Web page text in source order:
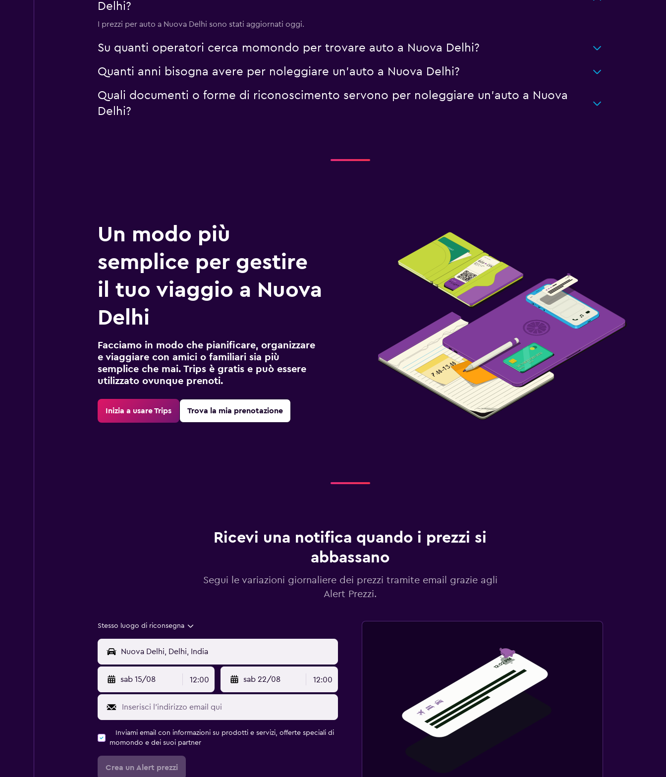
Delhi?
I prezzi per auto a Nuova Delhi sono stati aggiornati oggi.
Su quanti operatori cerca momondo per trovare auto a Nuova Delhi?
Quanti anni bisogna avere per noleggiare un'auto a Nuova Delhi?
Quali documenti o forme di riconoscimento servono per noleggiare un'auto a Nuova
Delhi?
Un modo più
semplice per gestire
il tuo viaggio a Nuova
Delhi
Facciamo in modo che pianificare, organizzare
e viaggiare con amici o familiari sia più
semplice che mai. Trips è gratis e può essere
utilizzato ovunque prenoti.
Inizia a usare Trips Trova la mia prenotazione
Ricevi una notifica quando i prezzi si
abbassano
Segui le variazioni giornaliere dei prezzi tramite email grazie agli
Alert Prezzi.
Stesso luogo di riconsegna
sab 15/08 12:00 sab 22/08 12:00
Inviami email con informazioni su prodotti e servizi, offerte speciali di
momondo e dei suoi partner
Crea un Alert prezzi